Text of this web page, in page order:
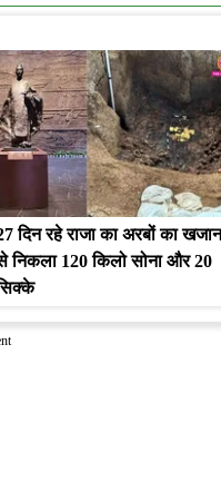
दिन रहे राजा का अरबों का
निकला 120 किलो सोना और 20